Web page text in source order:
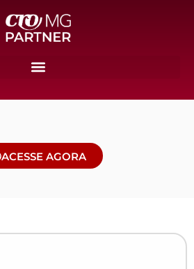
ACESSE AGORA